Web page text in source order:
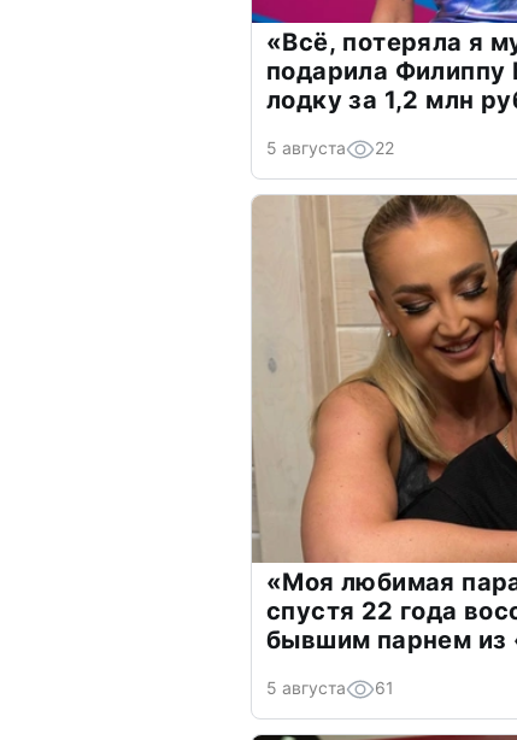
«Всё, потеряла я
подарила Филиппу
лодку за 1,2 млн
5 августа 22
«Моя любимая
спустя 22 года
бывшим парнем
5 августа 61